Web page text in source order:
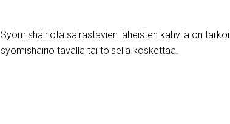
Syömishäiriötä sairastavien läheisten kahvila on
syömishäiriö tavalla tai toisella koskettaa.